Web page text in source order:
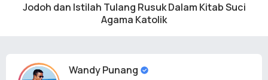
Jodoh dan Istilah Tulang Rusuk Dalam Kitab Suci
Agama Katolik
Wandy Punang